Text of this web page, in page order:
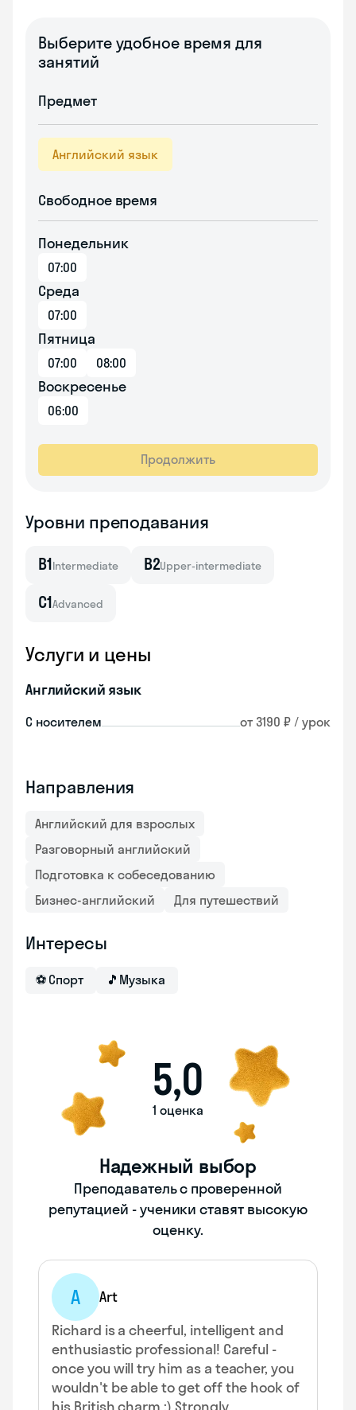
Выберите удобное время для
занятий
Предмет
Английский язык
Свободное время
Понедельник
07:00
Среда
07:00
Пятница
07:00 08:00
Воскресенье
06:00
Продолжить
Уровни преподавания
B1Intermediate B2Upper-intermediate
C1Advanced
Услуги и цены
Английский язык
С носителем от 3190 ₽ / урок
Направления
Английский для взрослых
Разговорный английский
Подготовка к собеседованию
Бизнес-английский
Для путешествий
Интересы
⚽ Спорт 🎵 Музыка
5,0
1 оценка
Надежный выбор
Преподаватель с проверенной
репутацией - ученики ставят высокую
оценку.
A
Art
Richard is a cheerful, intelligent and
enthusiastic professional! Careful -
once you will try him as a teacher, you
wouldn't be able to get off the hook of